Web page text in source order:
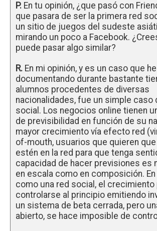
P. En tu opinión, ¿que pasó con
que pasara de ser la primera red
un sitio de juegos del sudeste
mirando un poco a Facebook.
puede pasar algo similar?
R. En mi opinión, y es un caso que
documentando durante bastante
alumnos procedentes de diversas
nacionalidades, fue un simple caso
social. Los negocios online tienen
de previsibilidad en función de su
mayor crecimiento vía efecto red
of-mouth, usuarios que quieren
estén en la red para que tenga
capacidad de hacer previsiones es
en escala como en composición.
como una red social, el crecimiento
controlarse al principio emitiendo
un sistema de beta cerrada, pero
abierto, se hace imposible de